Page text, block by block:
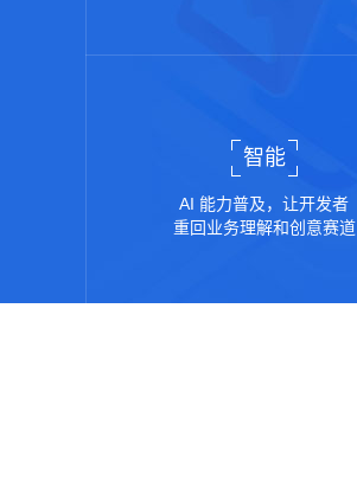
智能
AI 能力普及，让开发者
重回业务理解和创意赛道